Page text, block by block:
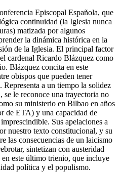
Episcopal Española, que
continuidad (la Iglesia nunca
matizada por algunos
la dinámica histórica en la
de la Iglesia. El principal factor
cardenal Ricardo Blázquez como
Blázquez concita en este
obispos que pueden tener
Representa a un tiempo la solidez
le reconoce una trayectoria no
su ministerio en Bilbao en años
de ETA) y una capacidad de
Sus apelaciones a
nuestro texto constitucional, y su
las consecuencias de un laicismo
sintetizan con austeridad
este último trienio, que incluye
política y el populismo.